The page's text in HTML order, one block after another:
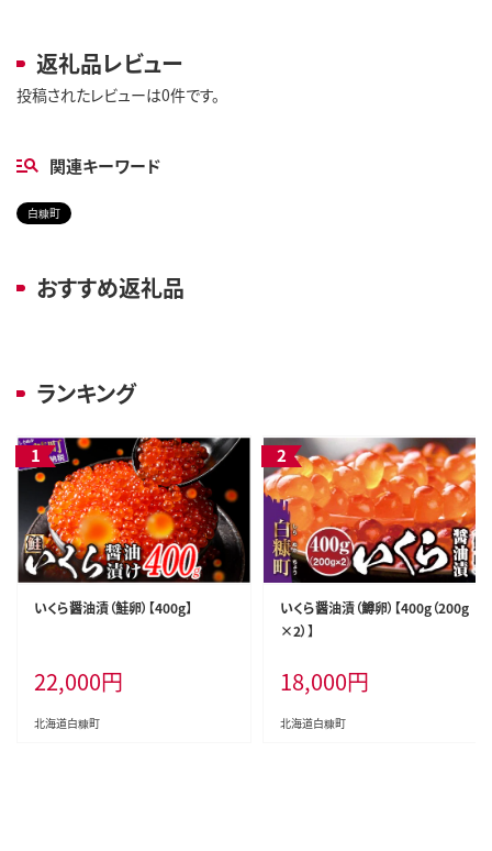
返礼品レビュー
投稿されたレビューは0件です。
関連キーワード
白糠町
おすすめ返礼品
ランキング
いくら醤油漬（鮭卵）【400g】
22,000円
北海道白糠町
いくら醤油漬（鱒卵）【400g（200g
×2）】
18,000円
北海道白糠町